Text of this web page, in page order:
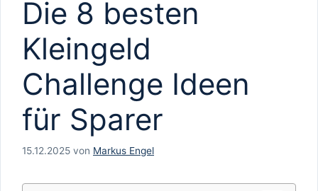
Die 8 besten
Kleingeld
Challenge Ideen
für Sparer
15.12.2025 von Markus Engel